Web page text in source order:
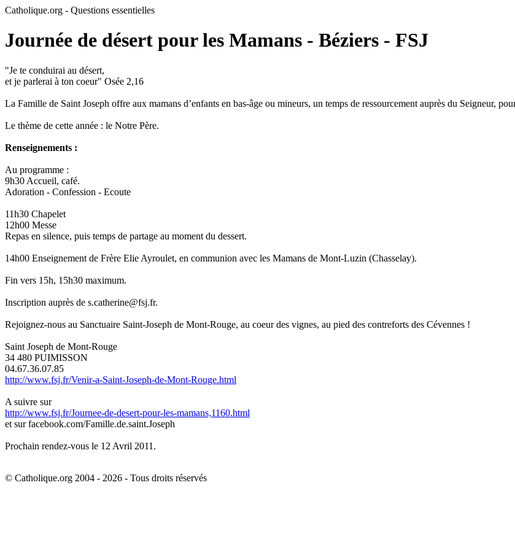
Catholique.org - Questions essentielles
Journée de désert pour les Mamans - Béziers - FSJ
"Je te conduirai au désert,
et je parlerai à ton coeur" Osée 2,16
La Famille de Saint Joseph offre aux mamans d’enfants en bas-âge ou mineurs, un temps de ressourcement auprès du Seigneur,
Le thème de cette année : le Notre Père.
Renseignements :
Au programme :
9h30 Accueil, café.
Adoration - Confession - Ecoute
11h30 Chapelet
12h00 Messe
Repas en silence, puis temps de partage au moment du dessert.
14h00 Enseignement de Frère Elie Ayroulet, en communion avec les Mamans de Mont-Luzin (Chasselay).
Fin vers 15h, 15h30 maximum.
Inscription auprès de s.catherine@fsj.fr.
Rejoignez-nous au Sanctuaire Saint-Joseph de Mont-Rouge, au coeur des vignes, au pied des contreforts des Cévennes !
Saint Joseph de Mont-Rouge
34 480 PUIMISSON
04.67.36.07.85
http://www.fsj.fr/Venir-a-Saint-Joseph-de-Mont-Rouge.html
A suivre sur
http://www.fsj.fr/Journee-de-desert-pour-les-mamans,1160.html
et sur facebook.com/Famille.de.saint.Joseph
Prochain rendez-vous le 12 Avril 2011.
© Catholique.org 2004 - 2026 - Tous droits réservés